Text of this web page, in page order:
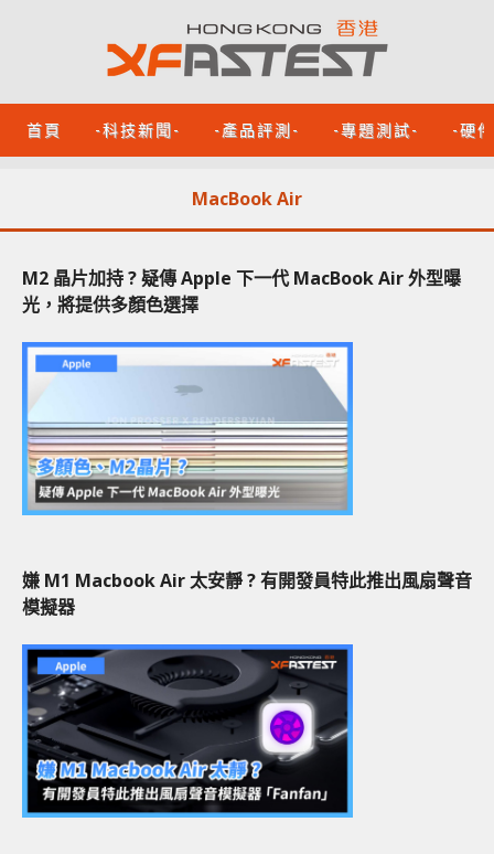
首頁 -科技新聞- -產品評測- -專題測試- -硬
MacBook Air
M2 晶片加持 ? 疑傳 Apple 下一代 MacBook Air 外型曝
光，將提供多顏色選擇
嫌 M1 Macbook Air 太安靜 ? 有開發員特此推出風扇聲音
模擬器